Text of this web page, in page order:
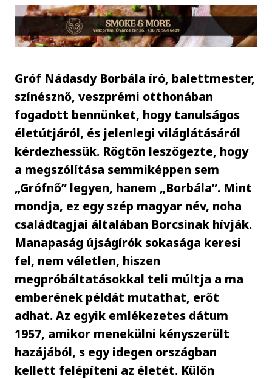
Gróf Nádasdy Borbála író, balettmester,
színésznő, veszprémi otthonában
fogadott bennünket, hogy tanulságos
életútjáról, és jelenlegi világlátásáról
kérdezhessük. Rögtön leszögezte, hogy
a megszólítása semmiképpen sem
„Grófnő” legyen, hanem „Borbála”. Mint
mondja, ez egy szép magyar név, noha
családtagjai általában Borcsinak hívják.
Manapaság újságírók sokasága keresi
fel, nem véletlen, hiszen
megpróbáltatásokkal teli múltja a ma
emberének példát mutathat, erőt
adhat. Az egyik emlékezetes dátum
1957, amikor menekülni kényszerült
hazájából, s egy idegen országban
kellett felépíteni az életét. Külön